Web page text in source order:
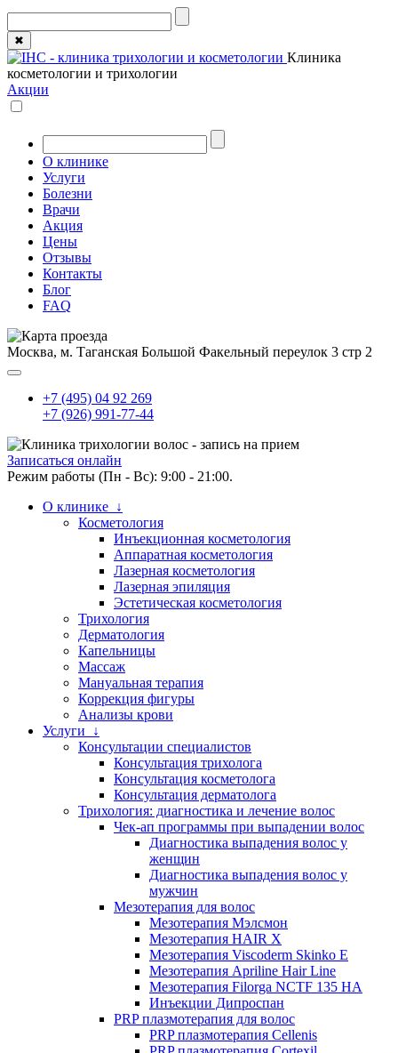
✖
Клиника
косметологии и трихологии
Акции
О клинике
Услуги
Болезни
Врачи
Акция
Цены
Отзывы
Контакты
Блог
FAQ
Москва, м. Таганская Большой Факельный переулок 3 стр 2
+7 (495) 04 92 269
+7 (926) 991-77-44
Записаться онлайн
Режим работы (Пн - Вс): 9:00 - 21:00.
О клинике ↓
Косметология
Инъекционная косметология
Аппаратная косметология
Лазерная косметология
Лазерная эпиляция
Эстетическая косметология
Трихология
Дерматология
Капельницы
Массаж
Мануальная терапия
Коррекция фигуры
Анализы крови
Услуги ↓
Консультации специалистов
Консультация трихолога
Консультация косметолога
Консультация дерматолога
Трихология: диагностика и лечение волос
Чек-ап программы при выпадении волос
Диагностика выпадения волос у
женщин
Диагностика выпадения волос у
мужчин
Мезотерапия для волос
Мезотерапия Мэлсмон
Мезотерапия HAIR X
Мезотерапия Viscoderm Skinko E
Мезотерапия Apriline Hair Line
Мезотерапия Filorga NCTF 135 HA
Инъекции Дипроспан
PRP плазмотерапия для волос
PRP плазмотерапия Cellenis